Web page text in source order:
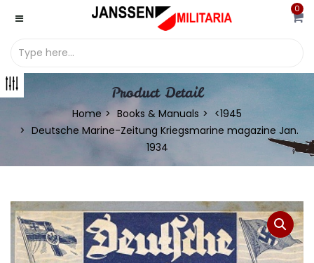
0
Product Detail
Home Books & Manuals
<1945
Deutsche Marine-Zeitung Kriegsmarine magazine Jan.
1934